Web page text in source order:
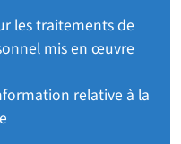
les traitements de
mis en œuvre
relative à la